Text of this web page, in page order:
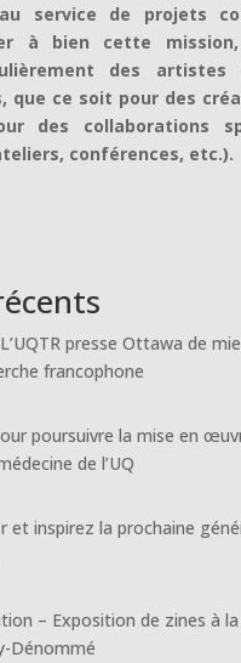
service de projets
à bien cette mission,
des artistes
que ce soit pour des
des collaborations
conférences, etc.).
presse Ottawa de
francophone
poursuivre la mise en
de l’UQ
et inspirez la prochaine
– Exposition de zines à la
Dénommé